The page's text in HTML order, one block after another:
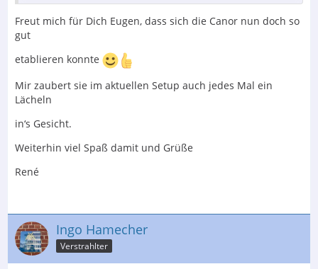
keine Berechtigung haben, diesen Inhalt zu sehen.
Der Inhalt kann nicht angezeigt werden, da Sie
keine Berechtigung haben, diesen Inhalt zu sehen.
klasse.
Freut mich für Dich Eugen, dass sich die Canor nun doch so
gut
etablieren konnte
Mir zaubert sie im aktuellen Setup auch jedes Mal ein
Lächeln
in‘s Gesicht.
Weiterhin viel Spaß damit und Grüße
René
Ingo Hamecher
Verstrahlter